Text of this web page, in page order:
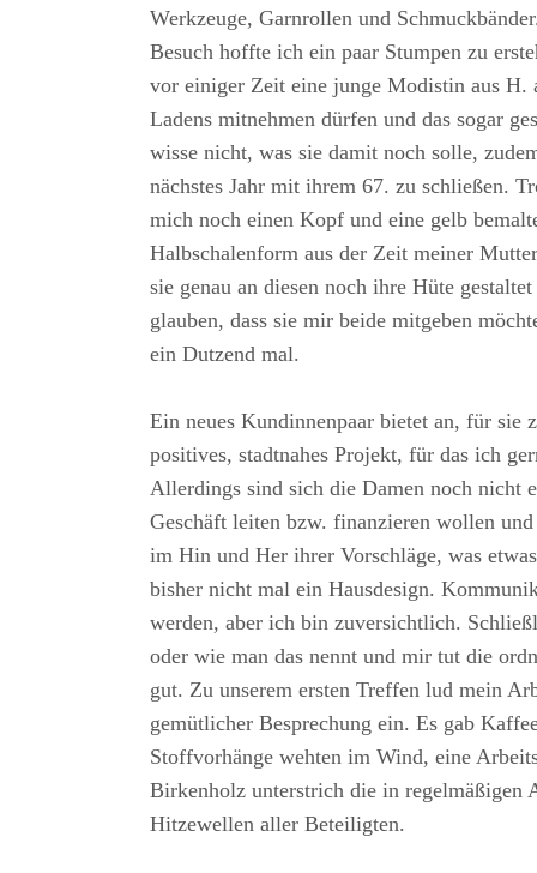
Werkzeuge, Garnrollen und
Besuch hoffte ich ein paar Stumpen zu
vor einiger Zeit eine junge Modistin aus H.
Ladens mitnehmen dürfen und das sogar
wisse nicht, was sie damit noch solle,
nächstes Jahr mit ihrem 67. zu schließen.
mich noch einen Kopf und eine gelb
Halbschalenform aus der Zeit meiner
sie genau an diesen noch ihre Hüte
glauben, dass sie mir beide mitgeben
ein Dutzend mal.
Ein neues Kundinnenpaar bietet an, für sie
positives, stadtnahes Projekt, für das ich
Allerdings sind sich die Damen noch nicht
Geschäft leiten bzw. finanzieren wollen
im Hin und Her ihrer Vorschläge, was
bisher nicht mal ein Hausdesign.
werden, aber ich bin zuversichtlich.
oder wie man das nennt und mir tut die
gut. Zu unserem ersten Treffen lud mein
gemütlicher Besprechung ein. Es gab
Stoffvorhänge wehten im Wind, eine
Birkenholz unterstrich die in regelmäßigen
Hitzewellen aller Beteiligten.